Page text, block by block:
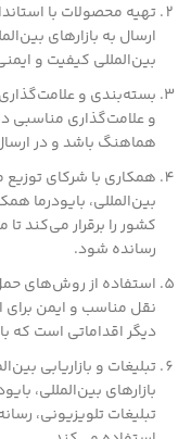
تهیه محصولات با
ارسال به بازارهای
بین‌المللی کیفیت و
بسته‌بندی و
و علامت‌گذاری مناسبی
هماهنگ باشد و در
همکاری با شرکای توزیع
بین‌المللی، بایودرما
کشور را برقرار می‌کند
رسانده شود.
استفاده از روش‌های
نقل مناسب و ایمن
دیگر اقداماتی است که
تبلیغات و بازاریابی
بازارهای بین‌المللی،
تبلیغات تلویزیونی،